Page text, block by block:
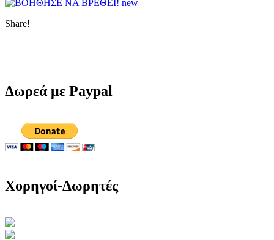
Share!
Δωρεά με Paypal
Χορηγοί-Δωρητές